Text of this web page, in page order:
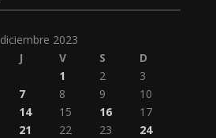
diciembre 2023
J V S
D
1
2
3
7 8 9
10
14 15 16
17
21 22 23
24